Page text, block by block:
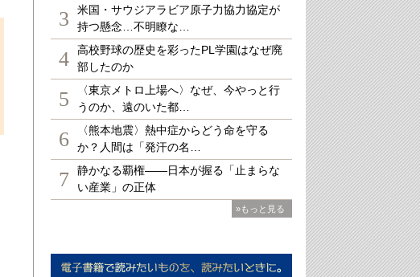
3
米国・サウジアラビア原子力協力協定が
持つ懸念…不明瞭な…
4
高校野球の歴史を彩ったPL学園はなぜ廃
部したのか
5
〈東京メトロ上場へ〉なぜ、今やっと行
うのか、遠のいた都…
6
〈熊本地震〉熱中症からどう命を守る
か？人間は「発汗の名…
7
静かなる覇権――日本が握る「止まらな
い産業」の正体
»もっと見る